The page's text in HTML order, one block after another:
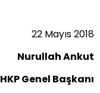
22 Mayıs 2018
Nurullah Ankut
HKP Genel Başkanı